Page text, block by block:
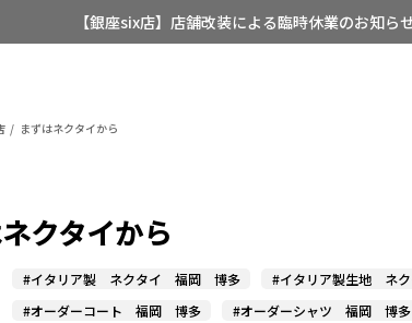
【店舗限定】レディースオーダースーツ
まずはネクタイから
クタイから
#イタリア製 ネクタイ 福岡 博多
#イタリア製生地 ネ
#オーダーコート 福岡 博多
#オーダーシャツ 福岡 博多